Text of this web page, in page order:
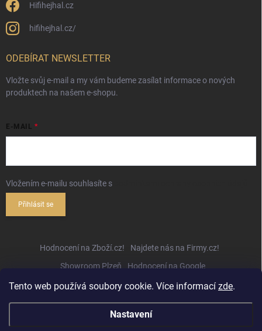
Tento web používá soubory cookie. Více informací zde.
Nastavení
Hifihejhal.cz
hifihejhal.cz/
ODEBÍRAT NEWSLETTER
Vložte svůj e-mail a my vám budeme zasílat informace o nových
produktech na našem e-shopu.
E-MAIL
Vložením e-mailu souhlasíte s
Přihlásit se
Hodnocení na Zboží.cz!
Najdete nás na Firmy.cz!
Showroom Plzeň
Hodnocení na Google